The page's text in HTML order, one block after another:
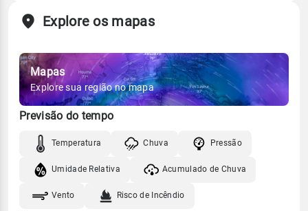
Explore os mapas
Mapas
Explore sua região no mapa
Previsão do tempo
Temperatura Chuva Pressão
Umidade Relativa Acumulado de Chuva
Vento Risco de Incêndio